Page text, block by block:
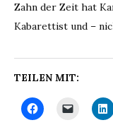
Zahn der Zeit hat
Kabarettist und –
TEILEN MIT: